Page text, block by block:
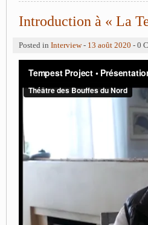
Introduction à « La
Posted in Interview- 13 août 2020 - 0